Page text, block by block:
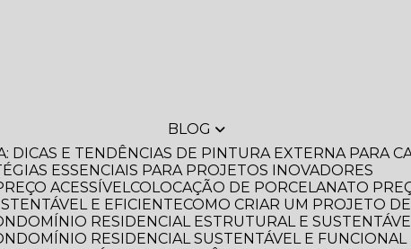
BLOG
DICAS E TENDÊNCIAS DE PINTURA EXTERNA PARA
ESSENCIAIS PARA PROJETOS INOVADORES
ACESSÍVEL COLOCAÇÃO DE PORCELANATO
E EFICIENTE COMO CRIAR UM PROJETO
RESIDENCIAL ESTRUTURAL E
RESIDENCIAL SUSTENTÁVEL E FUNCIONAL